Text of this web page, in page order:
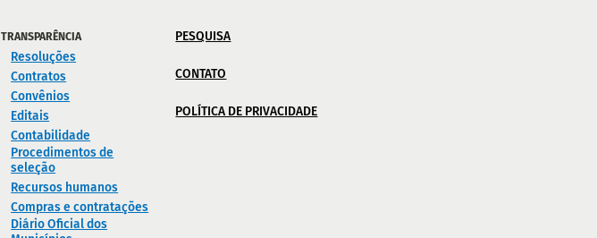
TRANSPARÊNCIA
Resoluções
Contratos
Convênios
Editais
Contabilidade
Procedimentos de
seleção
Recursos humanos
Compras e contratações
Diário Oficial dos
PESQUISA
CONTATO
POLÍTICA DE PRIVACIDADE